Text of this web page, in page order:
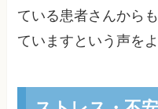
ている患者さんから
ていますという声を